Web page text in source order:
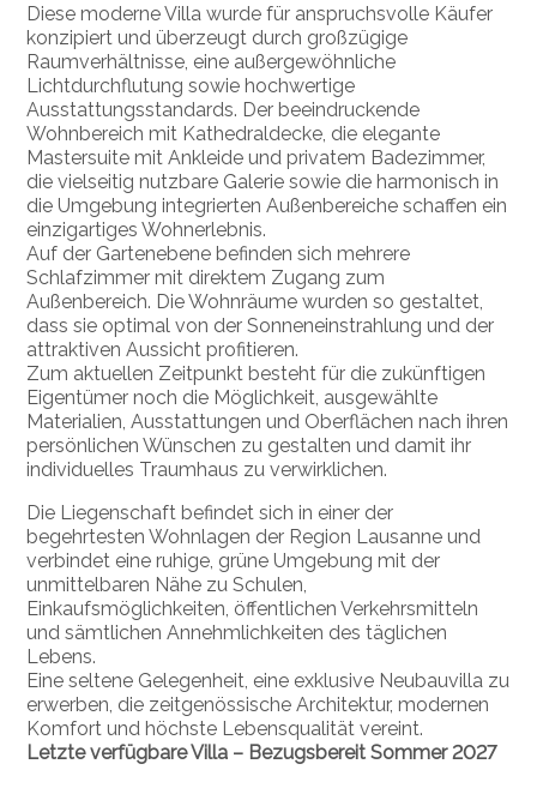
Diese moderne Villa wurde für anspruchsvolle Käufer
konzipiert und überzeugt durch großzügige
Raumverhältnisse, eine außergewöhnliche
Lichtdurchflutung sowie hochwertige
Ausstattungsstandards. Der beeindruckende
Wohnbereich mit Kathedraldecke, die elegante
Mastersuite mit Ankleide und privatem Badezimmer,
die vielseitig nutzbare Galerie sowie die harmonisch in
die Umgebung integrierten Außenbereiche schaffen ein
einzigartiges Wohnerlebnis.
Auf der Gartenebene befinden sich mehrere
Schlafzimmer mit direktem Zugang zum
Außenbereich. Die Wohnräume wurden so gestaltet,
dass sie optimal von der Sonneneinstrahlung und der
attraktiven Aussicht profitieren.
Zum aktuellen Zeitpunkt besteht für die zukünftigen
Eigentümer noch die Möglichkeit, ausgewählte
Materialien, Ausstattungen und Oberflächen nach ihren
persönlichen Wünschen zu gestalten und damit ihr
individuelles Traumhaus zu verwirklichen.
Die Liegenschaft befindet sich in einer der
begehrtesten Wohnlagen der Region Lausanne und
verbindet eine ruhige, grüne Umgebung mit der
unmittelbaren Nähe zu Schulen,
Einkaufsmöglichkeiten, öffentlichen Verkehrsmitteln
und sämtlichen Annehmlichkeiten des täglichen
Lebens.
Eine seltene Gelegenheit, eine exklusive Neubauvilla zu
erwerben, die zeitgenössische Architektur, modernen
Komfort und höchste Lebensqualität vereint.
Letzte verfügbare Villa – Bezugsbereit Sommer 2027